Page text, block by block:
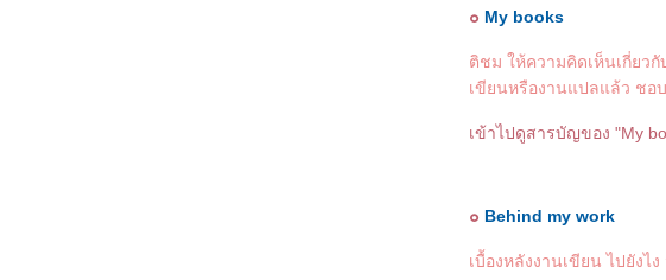
๐ My books
ติชม ให้ความคิดเห็นเกี่ยว
เขียนหรืองานแปลแล้ว ชอ
เข้าไปดูสารบัญของ "My
๐ Behind my work
เบื้องหลังงานเขียน ไปยังไ